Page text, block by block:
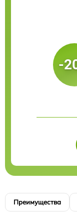
-
Преимущества